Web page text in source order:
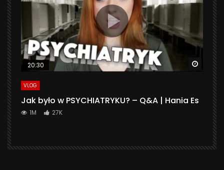
20:30
VLOG
Jak było w PSYCHIATRYKU? – Q&A | Hania Es
1M 27K